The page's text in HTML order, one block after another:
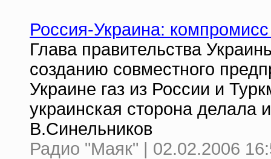
Россия-Украина: компромисс
Глава правительства
созданию совместного
Украине газ из России и
украинская сторона делала
В.Синельников
Радио "Маяк" | 02.02.2006